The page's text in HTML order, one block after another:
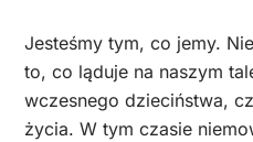
Jesteśmy tym, co jemy.
to, co ląduje na naszym
wczesnego dzieciństwa,
życia. W tym czasie